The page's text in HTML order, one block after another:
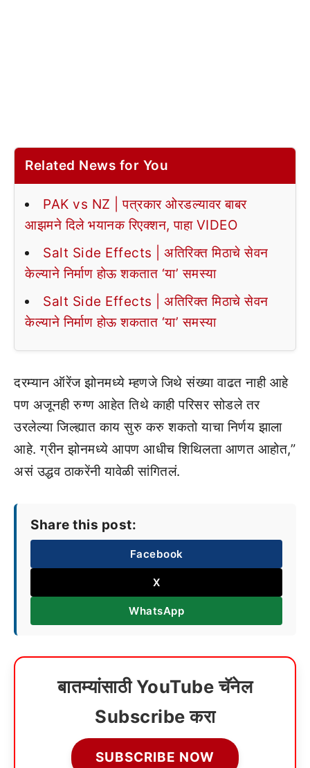
Related News for You
PAK vs NZ | पत्रकार ओरडल्यावर बाबर
आझमने दिले भयानक रिएक्शन, पाहा VIDEO
Salt Side Effects | अतिरिक्त मिठाचे सेवन
केल्याने निर्माण होऊ शकतात ‘या’ समस्या
Salt Side Effects | अतिरिक्त मिठाचे सेवन
केल्याने निर्माण होऊ शकतात ‘या’ समस्या
दरम्यान ऑरेंज झोनमध्ये म्हणजे जिथे संख्या वाढत नाही आहे
पण अजूनही रुग्ण आहेत तिथे काही परिसर सोडले तर
उरलेल्या जिल्ह्यात काय सुरु करु शकतो याचा निर्णय झाला
आहे. ग्रीन झोनमध्ये आपण आधीच शिथिलता आणत आहोत,”
असं उद्धव ठाकरेंनी यावेळी सांगितलं.
Share this post:
Facebook
X
WhatsApp
बातम्यांसाठी YouTube चॅनेल
Subscribe करा
SUBSCRIBE NOW